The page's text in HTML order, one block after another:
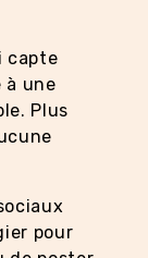
capte
à une
Plus
pour